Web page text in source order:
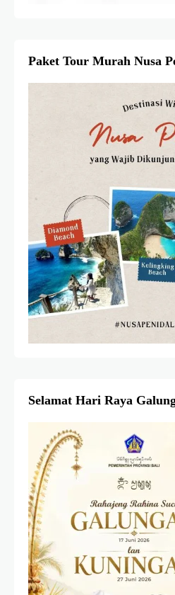
Paket Tour Murah Nusa
Selamat Hari Raya